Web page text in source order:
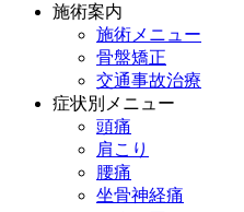
施術案内
施術メニュー
骨盤矯正
交通事故治療
症状別メニュー
頭痛
肩こり
腰痛
坐骨神経痛